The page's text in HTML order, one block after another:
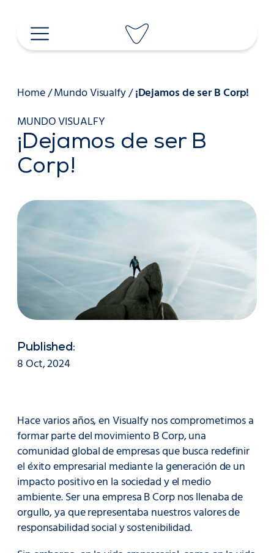
contenido
Home/Mundo Visualfy/¡Dejamos de ser B Corp!
MUNDO VISUALFY
¡Dejamos de ser B
Corp!
Published:
8 Oct, 2024
Hace varios años, en Visualfy nos comprometimos a
formar parte del movimiento B Corp, una
comunidad global de empresas que busca redefinir
el éxito empresarial mediante la generación de un
impacto positivo en la sociedad y el medio
ambiente. Ser una empresa B Corp nos llenaba de
orgullo, ya que representaba nuestros valores de
responsabilidad social y sostenibilidad.